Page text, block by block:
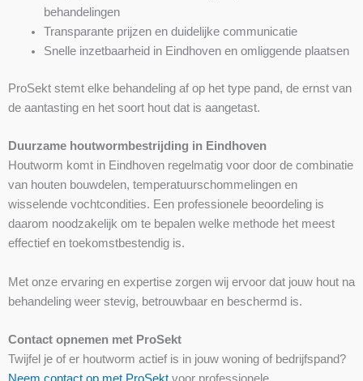
behandelingen
Transparante prijzen en duidelijke communicatie
Snelle inzetbaarheid in Eindhoven en omliggende plaatsen
ProSekt stemt elke behandeling af op het type pand, de ernst van
de aantasting en het soort hout dat is aangetast.
Duurzame houtwormbestrijding in Eindhoven
Houtworm komt in Eindhoven regelmatig voor door de combinatie
van houten bouwdelen, temperatuurschommelingen en
wisselende vochtcondities. Een professionele beoordeling is
daarom noodzakelijk om te bepalen welke methode het meest
effectief en toekomstbestendig is.
Met onze ervaring en expertise zorgen wij ervoor dat jouw hout na
behandeling weer stevig, betrouwbaar en beschermd is.
Contact opnemen met ProSekt
Twijfel je of er houtworm actief is in jouw woning of bedrijfspand?